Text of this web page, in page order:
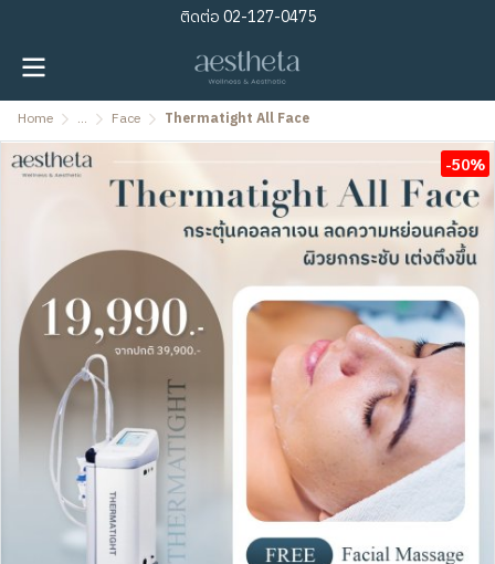
ติดต่อ02-127-0475
Home ... Face Thermatight All Face
-50%